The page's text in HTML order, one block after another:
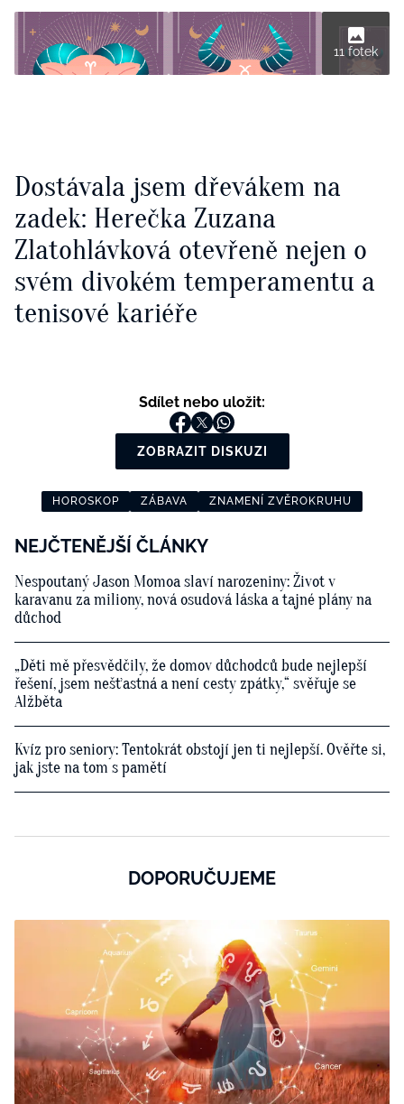
11 fotek
Dostávala jsem dřevákem na
zadek: Herečka Zuzana
Zlatohlávková otevřeně nejen o
svém divokém temperamentu a
tenisové kariéře
Sdílet nebo uložit:
ZOBRAZIT DISKUZI
HOROSKOP ZÁBAVA ZNAMENÍ ZVĚROKRUHU
NEJČTENĚJŠÍ ČLÁNKY
Nespoutaný Jason Momoa slaví narozeniny: Život v
karavanu za miliony, nová osudová láska a tajné plány na
důchod
„Děti mě přesvědčily, že domov důchodců bude nejlepší
řešení, jsem nešťastná a není cesty zpátky,“ svěřuje se
Alžběta
Kvíz pro seniory: Tentokrát obstojí jen ti nejlepší. Ověřte si,
jak jste na tom s pamětí
DOPORUČUJEME